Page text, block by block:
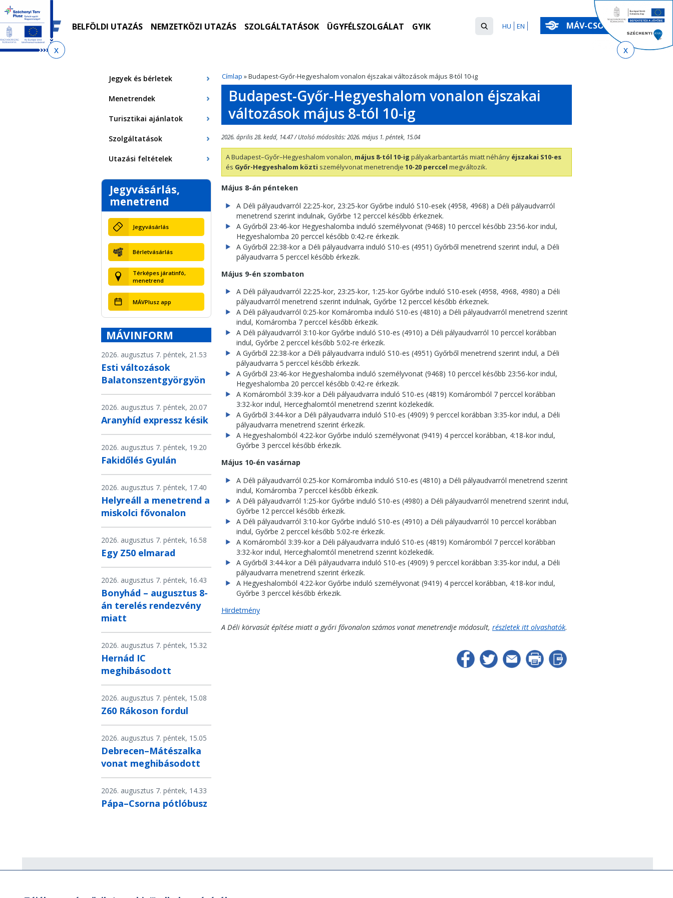
Ugrás
menetrendkeresőhöz
Ugrás
az
almenühöz
Ugrás
tartalomra
Ugrás
az
oldaltérképre
BELFÖLDI UTAZÁS NEMZETKÖZI UTAZÁS SZOLGÁLTATÁSOK ÜGYFÉLSZOLGÁLAT GYIK EN
HU
Keresés
űrlap
Keresés
MÁV-CSOPORT
Címlap » Budapest-Győr-Hegyeshalom vonalon éjszakai változások május 8-tól 10-ig
Jegyek és bérletek
Menetrendek
Turisztikai ajánlatok
Szolgáltatások
Utazási feltételek
Jegyvásárlás,
menetrend
Jegyvásárlás
Bérletvásárlás
Térképes járatinfó,
menetrend
MÁVPlusz app
MÁVINFORM
2026. augusztus 7. péntek, 21.53
Esti változások
Balatonszentgyörgyön
2026. augusztus 7. péntek, 20.07
Aranyhíd expressz késik
2026. augusztus 7. péntek, 19.20
Fakidőlés Gyulán
2026. augusztus 7. péntek, 17.40
Helyreáll a menetrend a
miskolci fővonalon
2026. augusztus 7. péntek, 16.58
Egy Z50 elmarad
2026. augusztus 7. péntek, 16.43
Bonyhád – augusztus 8-
án terelés rendezvény
miatt
2026. augusztus 7. péntek, 15.32
Hernád IC
meghibásodott
2026. augusztus 7. péntek, 15.08
Z60 Rákoson fordul
2026. augusztus 7. péntek, 15.05
Debrecen–Mátészalka
vonat meghibásodott
2026. augusztus 7. péntek, 14.33
Pápa–Csorna pótlóbusz
Budapest-Győr-Hegyeshalom vonalon éjszakai
változások május 8-tól 10-ig
2026. április 28. kedd, 14.47 / Utolsó módosítás: 2026. május 1. péntek, 15.04
A Budapest–Győr–Hegyeshalom vonalon, május 8-tól 10-ig pályakarbantartás miatt néhány éjszakai S10-es
és Győr-Hegyeshalom közti személyvonat menetrendje 10-20 perccel megváltozik.
Május 8-án pénteken
A Déli pályaudvarról 22:25-kor, 23:25-kor Győrbe induló S10-esek (4958, 4968) a Déli pályaudvarról
menetrend szerint indulnak, Győrbe 12 perccel később érkeznek.
A Győrből 23:46-kor Hegyeshalomba induló személyvonat (9468) 10 perccel később 23:56-kor indul,
Hegyeshalomba 20 perccel később 0:42-re érkezik.
A Győrből 22:38-kor a Déli pályaudvarra induló S10-es (4951) Győrből menetrend szerint indul, a Déli
pályaudvarra 5 perccel később érkezik.
Május 9-én szombaton
A Déli pályaudvarról 22:25-kor, 23:25-kor, 1:25-kor Győrbe induló S10-esek (4958, 4968, 4980) a Déli
pályaudvarról menetrend szerint indulnak, Győrbe 12 perccel később érkeznek.
A Déli pályaudvarról 0:25-kor Komáromba induló S10-es (4810) a Déli pályaudvarról menetrend szerint
indul, Komáromba 7 perccel később érkezik.
A Déli pályaudvarról 3:10-kor Győrbe induló S10-es (4910) a Déli pályaudvarról 10 perccel korábban
indul, Győrbe 2 perccel később 5:02-re érkezik.
A Győrből 22:38-kor a Déli pályaudvarra induló S10-es (4951) Győrből menetrend szerint indul, a Déli
pályaudvarra 5 perccel később érkezik.
A Győrből 23:46-kor Hegyeshalomba induló személyvonat (9468) 10 perccel később 23:56-kor indul,
Hegyeshalomba 20 perccel később 0:42-re érkezik.
A Komáromból 3:39-kor a Déli pályaudvarra induló S10-es (4819) Komáromból 7 perccel korábban
3:32-kor indul, Herceghalomtól menetrend szerint közlekedik.
A Győrből 3:44-kor a Déli pályaudvarra induló S10-es (4909) 9 perccel korábban 3:35-kor indul, a Déli
pályaudvarra menetrend szerint érkezik.
A Hegyeshalomból 4:22-kor Győrbe induló személyvonat (9419) 4 perccel korábban, 4:18-kor indul,
Győrbe 3 perccel később érkezik.
Május 10-én vasárnap
A Déli pályaudvarról 0:25-kor Komáromba induló S10-es (4810) a Déli pályaudvarról menetrend szerint
indul, Komáromba 7 perccel később érkezik.
A Déli pályaudvarról 1:25-kor Győrbe induló S10-es (4980) a Déli pályaudvarról menetrend szerint indul,
Győrbe 12 perccel később érkezik.
A Déli pályaudvarról 3:10-kor Győrbe induló S10-es (4910) a Déli pályaudvarról 10 perccel korábban
indul, Győrbe 2 perccel később 5:02-re érkezik.
A Komáromból 3:39-kor a Déli pályaudvarra induló S10-es (4819) Komáromból 7 perccel korábban
3:32-kor indul, Herceghalomtól menetrend szerint közlekedik.
A Győrből 3:44-kor a Déli pályaudvarra induló S10-es (4909) 9 perccel korábban 3:35-kor indul, a Déli
pályaudvarra menetrend szerint érkezik.
A Hegyeshalomból 4:22-kor Győrbe induló személyvonat (9419) 4 perccel korábban, 4:18-kor indul,
Győrbe 3 perccel később érkezik.
Hirdetmény
A Déli körvasút építése miatt a győri fővonalon számos vonat menetrendje módosult, részletek itt olvashatók.